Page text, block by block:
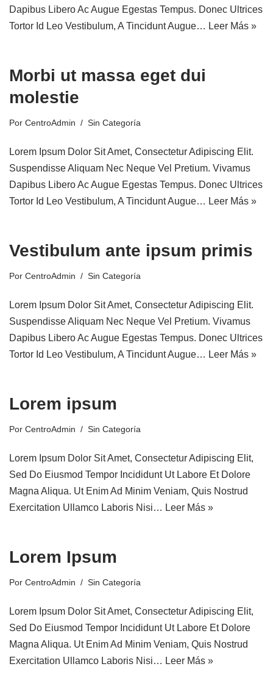
Dapibus Libero Ac Augue Egestas Tempus. Donec Ultrices
Tortor Id Leo Vestibulum, A Tincidunt Augue… Leer Más »
Morbi ut massa eget dui
molestie
Por CentroAdmin Sin Categoría
Lorem Ipsum Dolor Sit Amet, Consectetur Adipiscing Elit.
Suspendisse Aliquam Nec Neque Vel Pretium. Vivamus
Dapibus Libero Ac Augue Egestas Tempus. Donec Ultrices
Tortor Id Leo Vestibulum, A Tincidunt Augue… Leer Más »
Vestibulum ante ipsum primis
Por CentroAdmin Sin Categoría
Lorem Ipsum Dolor Sit Amet, Consectetur Adipiscing Elit.
Suspendisse Aliquam Nec Neque Vel Pretium. Vivamus
Dapibus Libero Ac Augue Egestas Tempus. Donec Ultrices
Tortor Id Leo Vestibulum, A Tincidunt Augue… Leer Más »
Lorem ipsum
Por CentroAdmin Sin Categoría
Lorem Ipsum Dolor Sit Amet, Consectetur Adipiscing Elit,
Sed Do Eiusmod Tempor Incididunt Ut Labore Et Dolore
Magna Aliqua. Ut Enim Ad Minim Veniam, Quis Nostrud
Exercitation Ullamco Laboris Nisi… Leer Más »
Lorem Ipsum
Por CentroAdmin Sin Categoría
Lorem Ipsum Dolor Sit Amet, Consectetur Adipiscing Elit,
Sed Do Eiusmod Tempor Incididunt Ut Labore Et Dolore
Magna Aliqua. Ut Enim Ad Minim Veniam, Quis Nostrud
Exercitation Ullamco Laboris Nisi… Leer Más »